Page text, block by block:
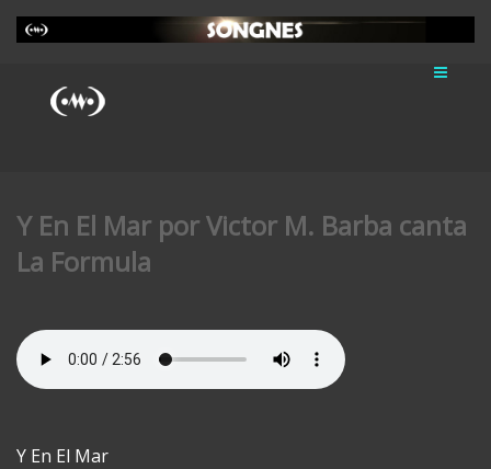
Y En El Mar por Victor M. Barba canta
La Formula
Y En El Mar